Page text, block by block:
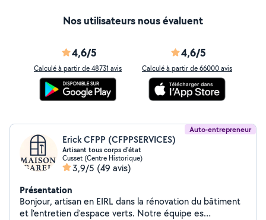
Nos utilisateurs nous évaluent
4,6/5
Calculé à partir de 48731 avis
4,6/5
Calculé à partir de 66000 avis
Auto-entrepreneur
Erick CFPP (CFPPSERVICES)
Artisant tous corps d'état
Cusset (Centre Historique)
3,9/5 (49 avis)
Présentation
Bonjour, artisan en EIRL dans la rénovation du bâtiment
et l'entretien d'espace verts. Notre équipe es